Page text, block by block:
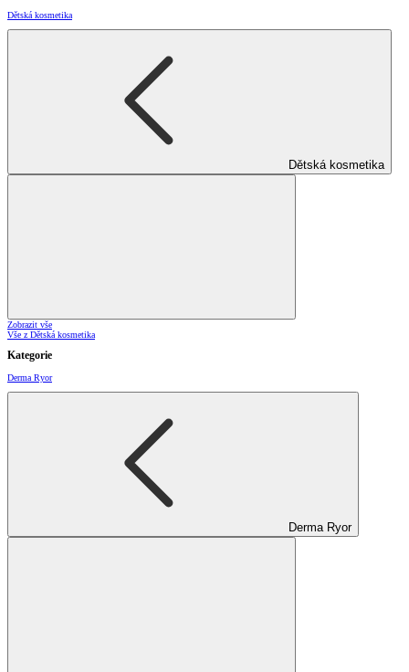
Dětská kosmetika
Dětská kosmetika
Zobrazit vše
Vše z Dětská kosmetika
Kategorie
Derma Ryor
Derma Ryor